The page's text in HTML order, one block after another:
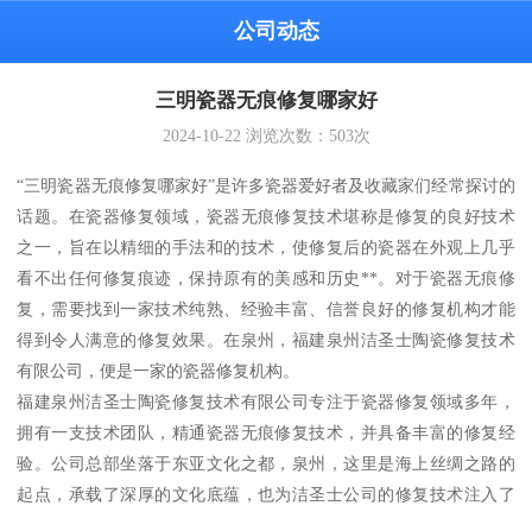
公司动态
三明瓷器无痕修复哪家好
2024-10-22 浏览次数： 503次
“三明瓷器无痕修复哪家好”是许多瓷器爱好者及收藏家们经常探讨的
话题。在瓷器修复领域，瓷器无痕修复技术堪称是修复的良好技术
之一，旨在以精细的手法和的技术，使修复后的瓷器在外观上几乎
看不出任何修复痕迹，保持原有的美感和历史**。对于瓷器无痕修
复，需要找到一家技术纯熟、经验丰富、信誉良好的修复机构才能
得到令人满意的修复效果。在泉州，福建泉州洁圣士陶瓷修复技术
有限公司，便是一家的瓷器修复机构。
福建泉州洁圣士陶瓷修复技术有限公司专注于瓷器修复领域多年，
拥有一支技术团队，精通瓷器无痕修复技术，并具备丰富的修复经
验。公司总部坐落于东亚文化之都，泉州，这里是海上丝绸之路的
起点，承载了深厚的文化底蕴，也为洁圣士公司的修复技术注入了